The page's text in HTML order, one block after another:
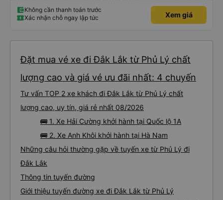
Không cần thanh toán trước
Xác nhận chỗ ngay lập tức
Xem giá
Đặt mua vé xe đi Đắk Lắk từ Phủ Lý chất
lượng cao và giá vé ưu đãi nhất: 4 chuyến
Tư vấn TOP 2 xe khách đi Đắk Lắk từ Phủ Lý chất
lượng cao, uy tín, giá rẻ nhất 08/2026
🚌 1. Xe Hải Cường khởi hành tại Quốc lộ 1A
🚌 2. Xe Anh Khôi khởi hành tại Hà Nam
Những câu hỏi thường gặp về tuyến xe từ Phủ Lý đi
Đắk Lắk
Thông tin tuyến đường
Giới thiệu tuyến đường xe đi Đắk Lắk từ Phủ Lý